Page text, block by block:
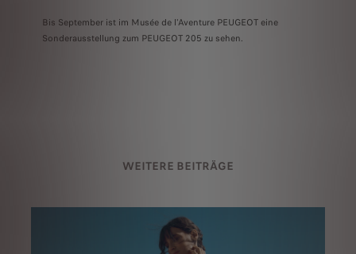
Bis September ist im Musée de l'Aventure PEUGEOT eine
Sonderausstellung zum PEUGEOT 205 zu sehen.
WEITERE BEITRÄGE